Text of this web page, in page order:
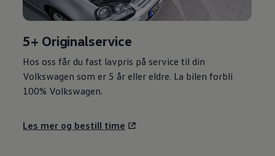
5+ Originalservice
Hos oss får du fast lavpris på service til din
Volkswagen som er 5 år eller eldre. La bilen forbli
100% Volkswagen.
Les mer og bestill time